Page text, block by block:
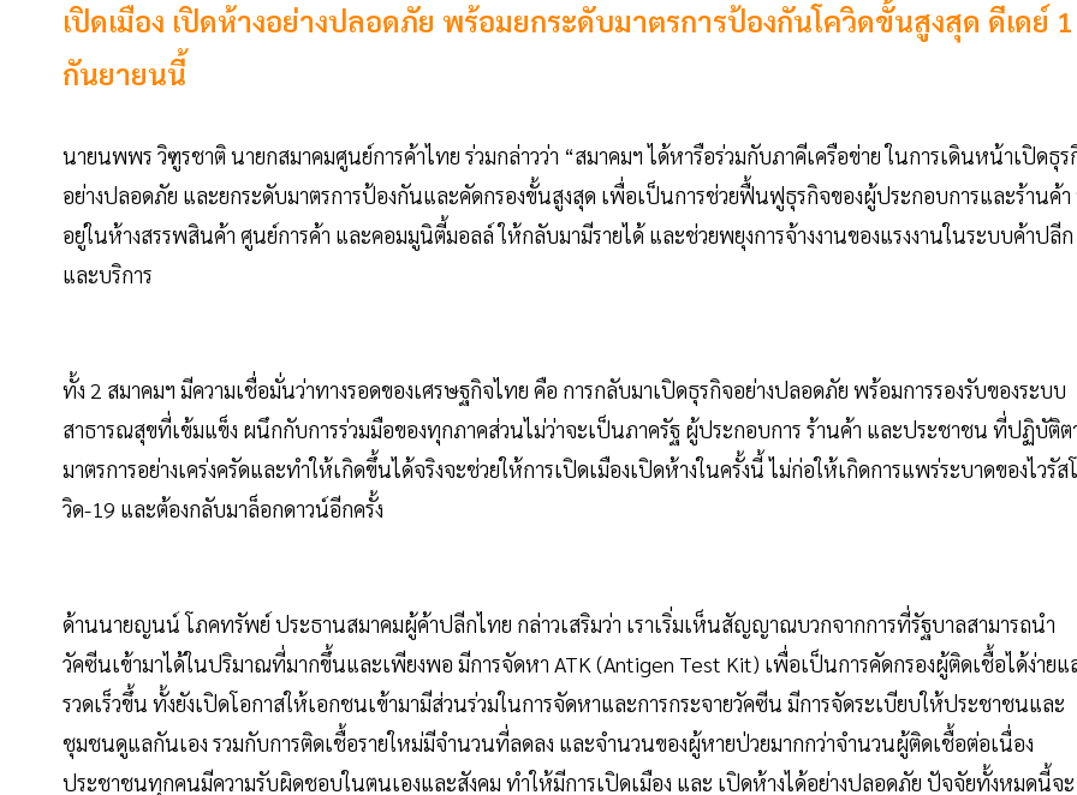
เปิดเมือง เปิดห้างอย่างปลอดภัย พร้อมยกระดับมาตรการป้องกันโควิดขั้นสูงสุด ดีเดย์ 1
กันยายนนี้
นายนพพร วิฑูรชาติ นายกสมาคมศูนย์การค้าไทย ร่วมกล่าวว่า “สมาคมฯ ได้หารือร่วมกับภาคีเครือข่าย ในการเดินหน้าเปิดธุร
อย่างปลอดภัย และยกระดับมาตรการป้องกันและคัดกรองขั้นสูงสุด เพื่อเป็นการช่วยฟื้นฟูธุรกิจของผู้ประกอบการและร้านค้
อยู่ในห้างสรรพสินค้า ศูนย์การค้า และคอมมูนิตี้มอลล์ ให้กลับมามีรายได้ และช่วยพยุงการจ้างงานของแรงงานในระบบค้าปลีก
และบริการ
ทั้ง 2 สมาคมฯ มีความเชื่อมั่นว่าทางรอดของเศรษฐกิจไทย คือ การกลับมาเปิดธุรกิจอย่างปลอดภัย พร้อมการรองรับของระบบ
สาธารณสุขที่เข้มแข็ง ผนึกกับการร่วมมือของทุกภาคส่วนไม่ว่าจะเป็นภาครัฐ ผู้ประกอบการ ร้านค้า และประชาชน ที่ปฏิบัติต
มาตรการอย่างเคร่งครัดและทำให้เกิดขึ้นได้จริงจะช่วยให้การเปิดเมืองเปิดห้างในครั้งนี้ ไม่ก่อให้เกิดการแพร่ระบาดของไวรัส
วิด-19 และต้องกลับมาล็อกดาวน์อีกครั้ง
ด้านนายญนน์ โภคทรัพย์ ประธานสมาคมผู้ค้าปลีกไทย กล่าวเสริมว่า เราเริ่มเห็นสัญญาณบวกจากการที่รัฐบาลสามารถนำ
วัคซีนเข้ามาได้ในปริมาณที่มากขึ้นและเพียงพอ มีการจัดหา ATK (Antigen Test Kit) เพื่อเป็นการคัดกรองผู้ติดเชื้อได้ง่ายแ
รวดเร็วขึ้น ทั้งยังเปิดโอกาสให้เอกชนเข้ามามีส่วนร่วมในการจัดหาและการกระจายวัคซีน มีการจัดระเบียบให้ประชาชนและ
ชุมชนดูแลกันเอง รวมกับการติดเชื้อรายใหม่มีจำนวนที่ลดลง และจำนวนของผู้หายป่วยมากกว่าจำนวนผู้ติดเชื้อต่อเนื่อง
ประชาชนทุกคนมีความรับผิดชอบในตนเองและสังคม ทำให้มีการเปิดเมือง และ เปิดห้างได้อย่างปลอดภัย ปัจจัยทั้งหมดนี้จะ